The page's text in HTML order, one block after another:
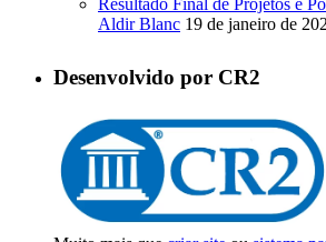
Resultado Final de Projetos e
Aldir Blanc 19 de janeiro de
Desenvolvido por CR2